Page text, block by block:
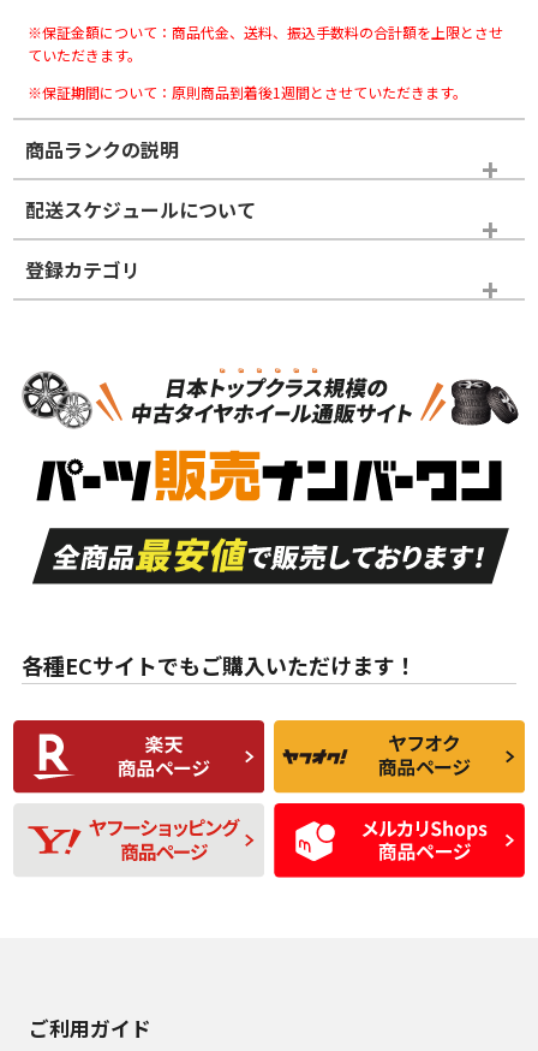
※保証金額について：商品代金、送料、振込手数料の合計額を上限とさせ
ていただきます。
※保証期間について：原則商品到着後1週間とさせていただきます。
商品ランクの説明
※商品ランクは出品者の主観により判断しておりますので、あら
かじめご了承ください。
ホイールランク
S
品）
S
新車外し品（新古
付き
A
走行距離も少なく、
目立つ傷もほとんど
ない中古品
A
走行距離も少なく、
非常に状態の良い中
古品
な中古品
んどない中古品
C
比較的きれいな中古
品
C
られるが、使用に問
題のない中古品
D
使用感や目立つ傷が
あり、一般的な中古
品
D
残り溝も少なく、偏
磨耗がみられ、短期
間使用できるくらい
の中古品
配送スケジュールについて
登録カテゴリ
スタッドレスタイヤホイールセット
各種ECサイトでもご購入いただけます！
ご利用ガイド